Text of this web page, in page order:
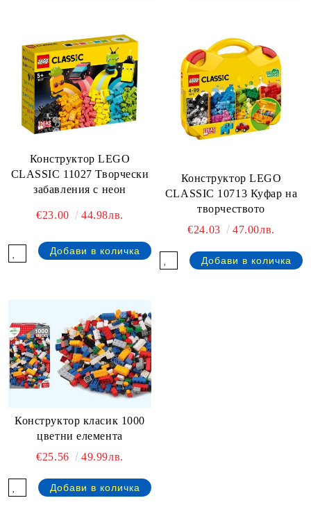
Конструктор LEGO
CLASSIC 11027 Творчески
забавления с неон
€23.00 44.98лв.
Конструктор LEGO
CLASSIC 10713 Куфар на
творчеството
€24.03
47.00лв.
Конструктор класик 1000
цветни елемента
€25.56
49.99лв.